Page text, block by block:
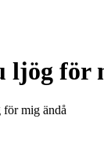
ljög för
mig ändå